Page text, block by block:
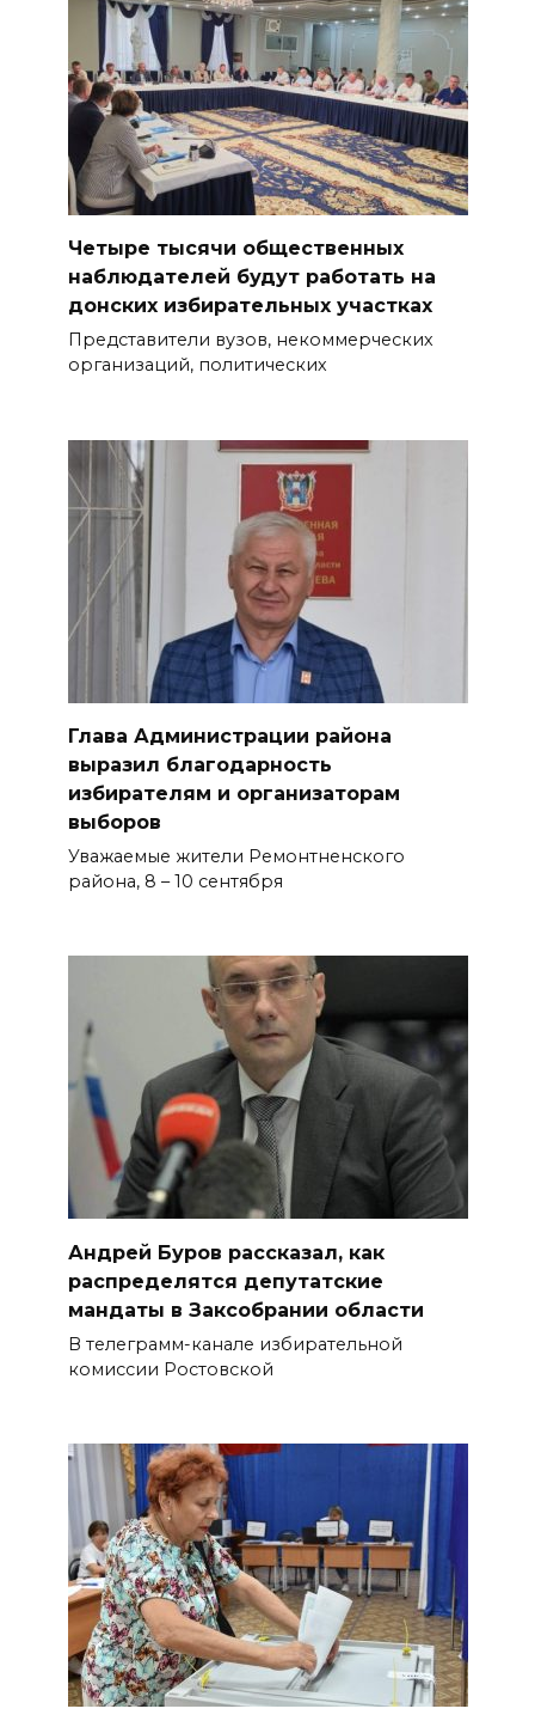
Четыре тысячи общественных
наблюдателей будут работать на
донских избирательных участках
Представители вузов, некоммерческих
организаций, политических
Глава Администрации района
выразил благодарность
избирателям и организаторам
выборов
Уважаемые жители Ремонтненского
района, 8 – 10 сентября
Андрей Буров рассказал, как
распределятся депутатские
мандаты в Заксобрании области
В телеграмм-канале избирательной
комиссии Ростовской